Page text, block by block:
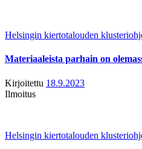
Helsingin kiertotalouden
Materiaaleista parhain on
Kirjoitettu 18.9.2023
Ilmoitus
Helsingin kiertotalouden